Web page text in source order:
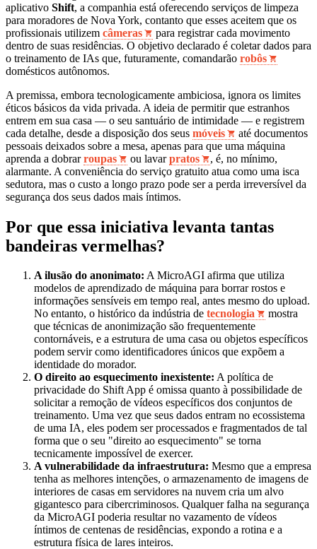
aplicativo Shift, a companhia está oferecendo serviços de limpeza
para moradores de Nova York, contanto que esses aceitem que os
profissionais utilizem câmeras
para registrar cada movimento
dentro de suas residências. O objetivo declarado é coletar dados para
o treinamento de IAs que, futuramente, comandarão robôs
domésticos autônomos.
A premissa, embora tecnologicamente ambiciosa, ignora os limites
éticos básicos da vida privada. A ideia de permitir que estranhos
entrem em sua casa — o seu santuário de intimidade — e registrem
cada detalhe, desde a disposição dos seus móveis
até documentos
pessoais deixados sobre a mesa, apenas para que uma máquina
aprenda a dobrarroupas ou lavarpratos
, é, no mínimo,
alarmante. A conveniência do serviço gratuito atua como uma isca
sedutora, mas o custo a longo prazo pode ser a perda irreversível da
segurança dos seus dados mais íntimos.
Por que essa iniciativa levanta tantas
bandeiras vermelhas?
A ilusão do anonimato: A MicroAGI afirma que utiliza
modelos de aprendizado de máquina para borrar rostos e
informações sensíveis em tempo real, antes mesmo do upload.
No entanto, o histórico da indústria de tecnologia
mostra
que técnicas de anonimização são frequentemente
contornáveis, e a estrutura de uma casa ou objetos específicos
podem servir como identificadores únicos que expõem a
identidade do morador.
O direito ao esquecimento inexistente: A política de
privacidade do Shift App é omissa quanto à possibilidade de
solicitar a remoção de vídeos específicos dos conjuntos de
treinamento. Uma vez que seus dados entram no ecossistema
de uma IA, eles podem ser processados e fragmentados de tal
forma que o seu "direito ao esquecimento" se torna
tecnicamente impossível de exercer.
A vulnerabilidade da infraestrutura: Mesmo que a empresa
tenha as melhores intenções, o armazenamento de imagens de
interiores de casas em servidores na nuvem cria um alvo
gigantesco para cibercriminosos. Qualquer falha na segurança
da MicroAGI poderia resultar no vazamento de vídeos
íntimos de centenas de residências, expondo a rotina e a
estrutura física de lares inteiros.